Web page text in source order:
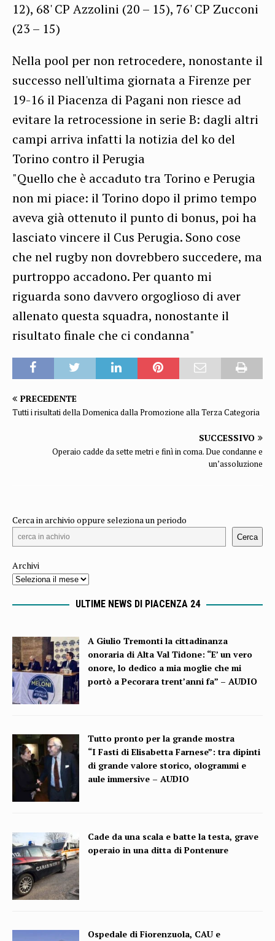
12), 68' CP Azzolini (20 – 15), 76' CP Zucconi
(23 – 15)
Nella pool per non retrocedere, nonostante il
successo nell'ultima giornata a Firenze per
19-16 il Piacenza di Pagani non riesce ad
evitare la retrocessione in serie B: dagli altri
campi arriva infatti la notizia del ko del
Torino contro il Perugia
"Quello che è accaduto tra Torino e Perugia
non mi piace: il Torino dopo il primo tempo
aveva già ottenuto il punto di bonus, poi ha
lasciato vincere il Cus Perugia. Sono cose
che nel rugby non dovrebbero succedere, ma
purtroppo accadono. Per quanto mi
riguarda sono davvero orgoglioso di aver
allenato questa squadra, nonostante il
risultato finale che ci condanna"
PRECEDENTE
Tutti i risultati della Domenica dalla Promozione alla Terza Categoria
SUCCESSIVO
Operaio cadde da sette metri e finì in coma. Due condanne e
un’assoluzione
Cerca in archivio oppure seleziona un periodo
Cerca
Archivi
ULTIME NEWS DI PIACENZA 24
A Giulio Tremonti la cittadinanza
onoraria di Alta Val Tidone: “E’ un vero
onore, lo dedico a mia moglie che mi
portò a Pecorara trent’anni fa” – AUDIO
Tutto pronto per la grande mostra
“I Fasti di Elisabetta Farnese”: tra dipinti
di grande valore storico, ologrammi e
aule immersive – AUDIO
Cade da una scala e batte la testa, grave
operaio in una ditta di Pontenure
Ospedale di Fiorenzuola, CAU e